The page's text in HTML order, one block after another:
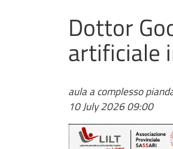
Dottor
artificiale
aula a complesso
10 July 202609:00